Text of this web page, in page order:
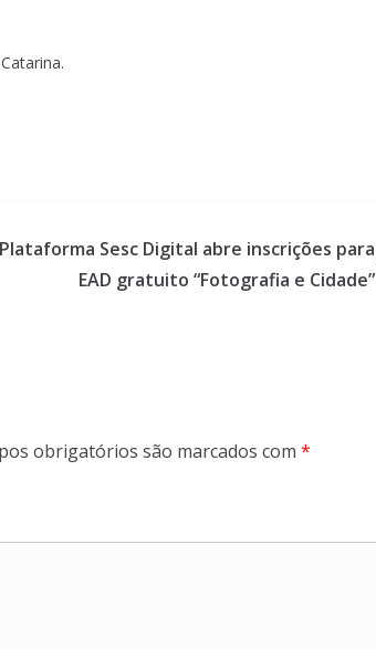
Plataforma Sesc Digital abre inscrições para
EAD gratuito “Fotografia e Cidade”
obrigatórios são marcados com *